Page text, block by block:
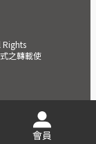
之轉載使
會員